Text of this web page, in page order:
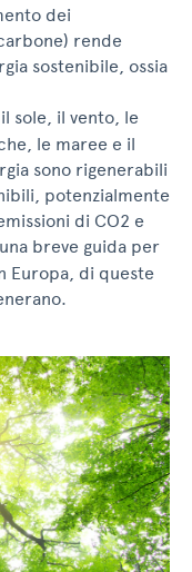
dei
rende
sostenibile, ossia
sole, il vento, le
le maree e il
sono rigenerabili
potenzialmente
di CO2 e
breve guida per
Europa, di queste